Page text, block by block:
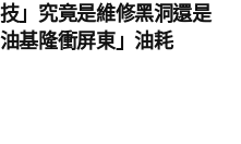
」究竟是維修黑洞還是
基隆衝屏東」油耗